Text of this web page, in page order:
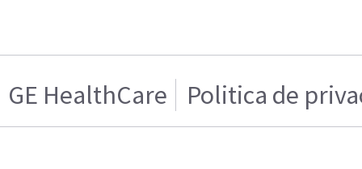
GE HealthCare Politica de